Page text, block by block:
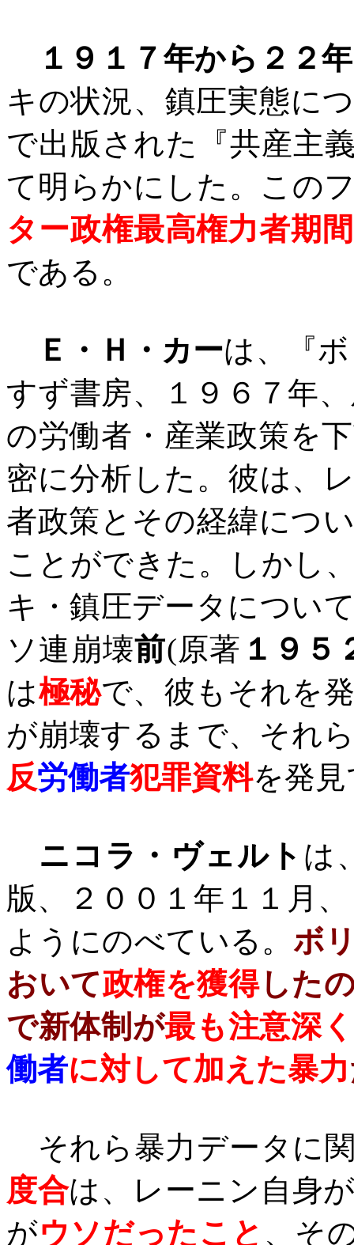
１９１７年から２２年
キの状況、鎮圧実態に
で出版された『共産主
て明らかにした。この
ター政権最高権力者期間
である。
Ｅ・Ｈ・カーは、『
すず書房、１９６７年
の労働者・産業政策を
密に分析した。 彼は、
者政策とその経緯につ
ことができた。
しかし
キ・鎮圧データについ
ソ連崩壊前(原著 １９５
は極秘で、彼もそれを
が崩壊するまで、それ
反労働者犯罪資料を発
ニコラ・ヴェルト は
版、２００１年１１月
ようにのべている。 ボ
おいて政権を獲得した
で新体制が最も注意深
働者に対して加えた暴力
それら暴力データに
度合は、レーニン自身
がウソだったこと 、そ